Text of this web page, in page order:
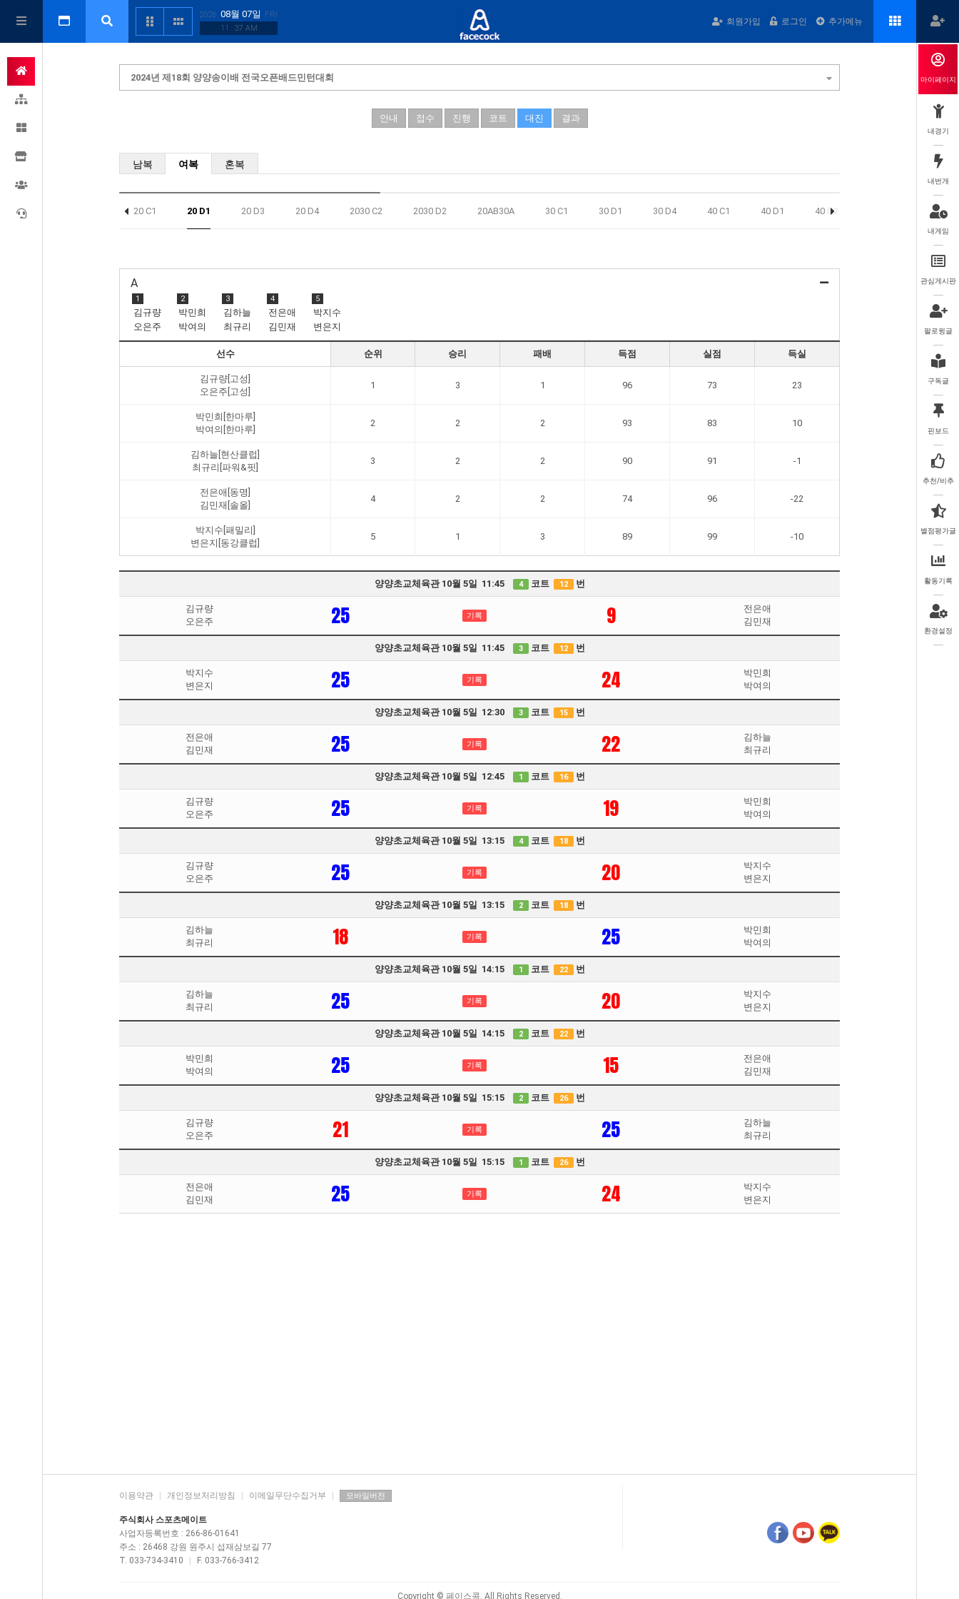
2026 08월 07일
FRI
11 : 37 AM
회원가입 로그인 추가메뉴
2024년 제18회 양양송이배 전국오픈배드민턴대회
안내 접수 진행 코트 대진 결과
남복 여복 혼복
20 C1 20 D1 20 D3 20 D4 2030 C2 2030 D2 20AB30A 30 C1 30 D1 30 D4 40 C1 40 D1 40 D2 4045 B
A
1
김규량
오은주
2
박민희
박여의
3
김하늘
최규리
4
전은애
김민재
5
박지수
변은지
선수 순위 승리 패배 득점 실점 득실
김규량[고성]
오은주[고성]
1 3 1 96 73 23
박민희[한마루]
박여의[한마루]
2 2 2 93 83 10
김하늘[현산클럽]
최규리[파워&핏]
3 2 2 90 91 -1
전은애[동명]
김민재[솔올]
4 2 2 74 96 -22
박지수[패밀리]
변은지[동강클럽]
5 1 3 89 99 -10
양양초교체육관 10월 5일 11:45 4 코트 12 번
김규량
오은주
25 기록 9
전은애
김민재
양양초교체육관 10월 5일 11:45 3 코트 12 번
박지수
변은지
25 기록 24
박민희
박여의
양양초교체육관 10월 5일 12:30 3 코트 15 번
전은애
김민재
25 기록 22
김하늘
최규리
양양초교체육관 10월 5일 12:45 1 코트 16 번
김규량
오은주
25 기록 19
박민희
박여의
양양초교체육관 10월 5일 13:15 4 코트 18 번
김규량
오은주
25 기록 20
박지수
변은지
양양초교체육관 10월 5일 13:15 2 코트 18 번
김하늘
최규리
18 기록 25
박민희
박여의
양양초교체육관 10월 5일 14:15 1 코트 22 번
김하늘
최규리
25 기록 20
박지수
변은지
양양초교체육관 10월 5일 14:15 2 코트 22 번
박민희
박여의
25 기록 15
전은애
김민재
양양초교체육관 10월 5일 15:15 2 코트 26 번
김규량
오은주
21 기록 25
김하늘
최규리
양양초교체육관 10월 5일 15:15 1 코트 26 번
전은애
김민재
25 기록 24
박지수
변은지
이용약관 개인정보처리방침 이메일무단수집거부 모바일버전
주식회사 스포츠메이트
사업자등록번호 : 266-86-01641
주소 : 26468 강원 원주시 섭재삼보길 77
T. 033-734-3410
F. 033-766-3412
Copyright © 페이스콕. All Rights Reserved.
마이페이지
내경기
내번개
내게임
관심게시판
팔로윙글
구독글
핀보드
추천/비추
별점평가글
활동기록
환경설정